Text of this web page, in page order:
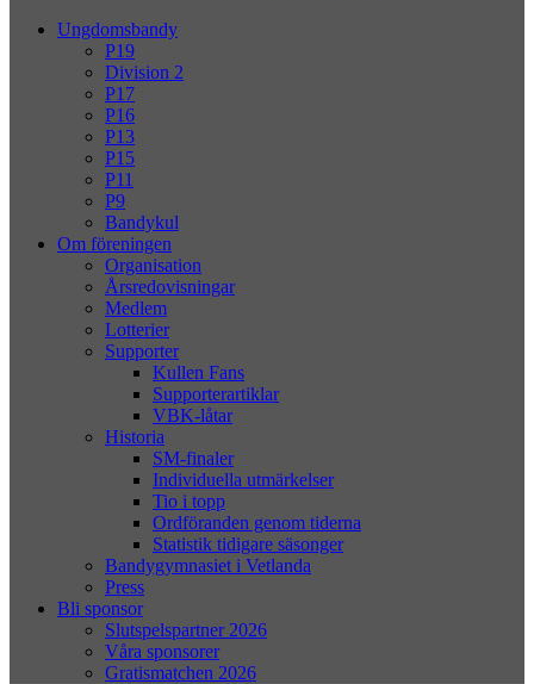
Ungdomsbandy
P19
Division 2
P17
P16
P13
P15
P11
P9
Bandykul
Om föreningen
Organisation
Årsredovisningar
Medlem
Lotterier
Supporter
Kullen Fans
Supporterartiklar
VBK-låtar
Historia
SM-finaler
Individuella utmärkelser
Tio i topp
Ordföranden genom tiderna
Statistik tidigare säsonger
Bandygymnasiet i Vetlanda
Press
Bli sponsor
Slutspelspartner 2026
Våra sponsorer
Gratismatchen 2026